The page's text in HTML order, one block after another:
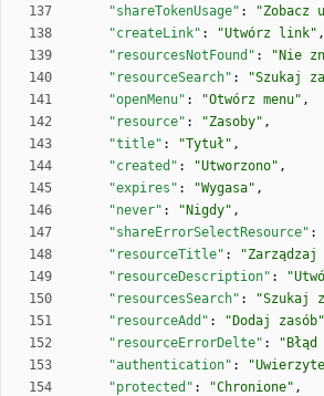
"shareTokenUsage" : "Zobacz
"createLink" : "Utwórz link" ,
"resourcesNotFound" : "Nie
"resourceSearch" : "Szukaj
"openMenu" : "Otwórz menu" ,
"resource" : "Zasoby" ,
"title" : "Tytuł" ,
"created" : "Utworzono" ,
"expires" : "Wygasa" ,
"never" : "Nigdy" ,
"shareErrorSelectResource" :
"resourceTitle" : "Zarządzaj
"resourceDescription" :
"resourcesSearch" : "Szukaj
"resourceAdd" : "Dodaj zasób"
"resourceErrorDelte" :
"authentication" :
"protected" : "Chronione" ,